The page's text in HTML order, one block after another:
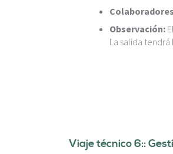
Observación:
La salida tendrá
Viaje técnico 6::